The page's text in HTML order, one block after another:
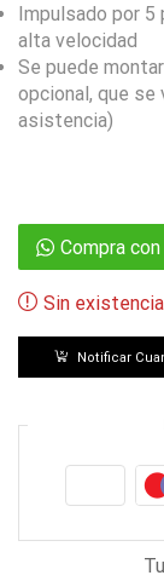
Impulsado por 5
alta velocidad
Se puede
opcional, que se
asistencia)
Compra
Sin
Notificar